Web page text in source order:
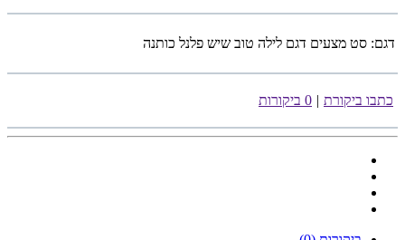
דגם: סט מצעים דגם לילה טוב שיש פלנל כותנה
כתבו ביקורת | 0 ביקורות